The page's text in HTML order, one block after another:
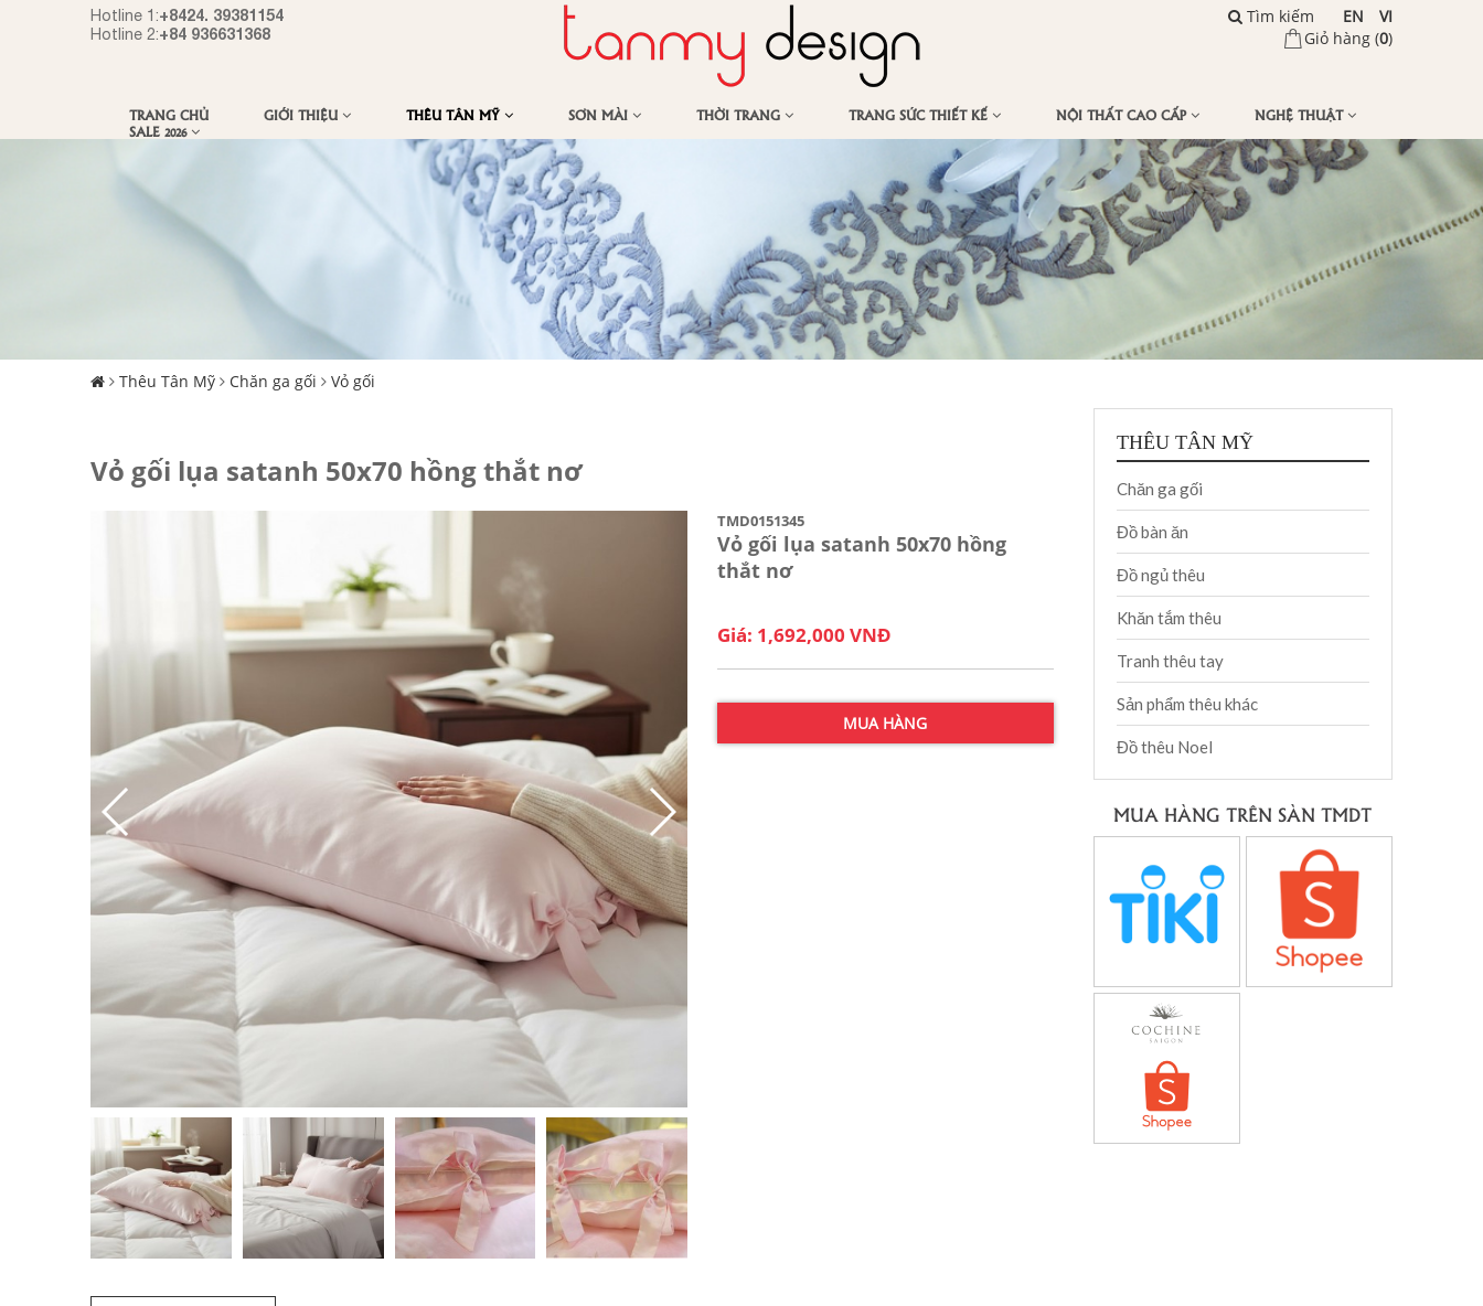
Hotline 1:+8424. 39381154
Hotline 2:+84 936631368 Giỏ hàng (0)
VI
EN
Tìm kiếm
TRANG CHỦ GIỚI THIỆU THÊU TÂN MỸ SƠN MÀI THỜI TRANG TRANG SỨC THIẾT KẾ NỘI THẤT CAO CẤP
NGHỆ THUẬT
SALE 2026
Thêu Tân Mỹ Chăn ga gối Vỏ gối
Vỏ gối lụa satanh 50x70 hồng thắt nơ
TMD0151345
Vỏ gối lụa satanh 50x70 hồng
thắt nơ
Giá: 1,692,000 VNĐ
MUA HÀNG
THÊU TÂN MỸ
Chăn ga gối
Đồ bàn ăn
Đồ ngủ thêu
Khăn tắm thêu
Tranh thêu tay
Sản phẩm thêu khác
Đồ thêu Noel
MUA HÀNG TRÊN SÀN TMDT